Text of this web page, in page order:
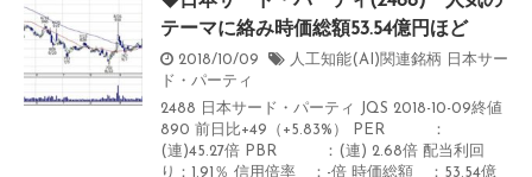
テーマに絡み時価総額53.54億円ほど
2018/10/09 人工知能(AI)関連銘柄
日本サー
ド・パーティ
2488 日本サード・パーティ JQS 2018-10-09終値
890 前日比+49（+5.83%） PER ：
(連)45.27倍 PBR ：(連) 2.68倍 配当利回
り：1.91％ 信用倍率 ：-倍 時価総額 ：53.54億